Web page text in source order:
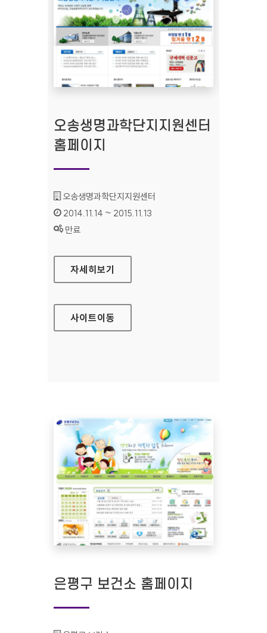
오송생명과학단지지원센터
홈페이지
기관명 :
오송생명과학단지지원센터
인증기간 :
2014.11.14 ~ 2015.11.13
상태 :
만료
오송생명과학단지지원센터 홈페이지
자세히보기
사이트이동
은평구 보건소 홈페이지